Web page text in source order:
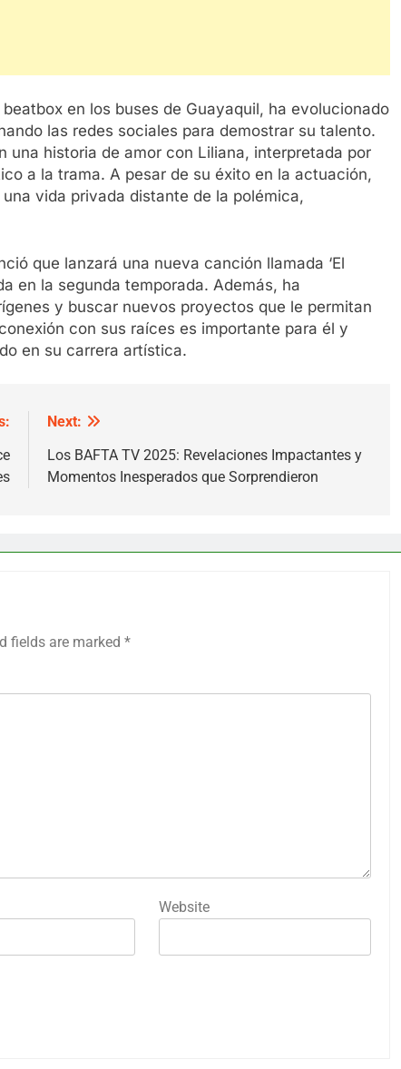
en los buses de Guayaquil, ha evolucionado
las redes sociales para demostrar su talento.
una historia de amor con Liliana, interpretada por
a la trama. A pesar de su éxito en la actuación,
vida privada distante de la polémica,
que lanzará una nueva canción llamada ‘El
en la segunda temporada. Además, ha
y buscar nuevos proyectos que le permitan
con sus raíces es importante para él y
en su carrera artística.
Next:
Los BAFTA TV 2025: Revelaciones Impactantes y
Momentos Inesperados que Sorprendieron
fields are marked *
Website